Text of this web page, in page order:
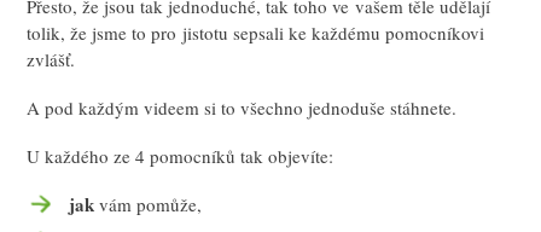
Přesto, že jsou tak jednoduché, tak toho ve vašem těle udělají
tolik, že jsme to pro jistotu sepsali ke každému pomocníkovi
zvlášť.
A pod každým videem si to všechno jednoduše stáhnete.
U každého ze 4 pomocníků tak objevíte:
jak vám pomůže,